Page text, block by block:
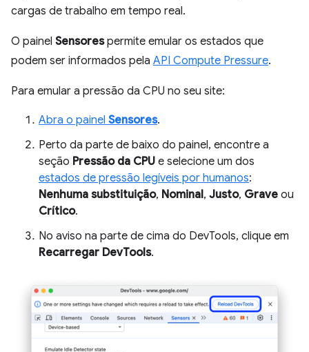
cargas de trabalho em tempo real.
O painel Sensorespermite emular os estados que
podem ser informados pela API Compute Pressure.
Para emular a pressão da CPU no seu site:
Abra o painel Sensores.
Perto da parte de baixo do painel, encontre a
seção Pressão da CPU e selecione um dos
estados de pressão legíveis por humanos:
Nenhuma substituição, Nominal, Justo, Grave ou
Crítico.
No aviso na parte de cima do DevTools, clique em
Recarregar DevTools.